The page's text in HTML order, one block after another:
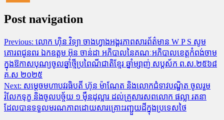
Post navigation
Previous: លោក ហ៊ិន វិទ្យា ចាងហ្វាងអង្គរភាពសារព័ត៌មាន W​ P S សូម
គោរពជូនពរ ឯកឧត្តម អ៊ុន ចាន់ដា អភិបាលនៃគណៈអភិបាលខេត្តកំពង់ចាម
ក្នុងឱកាសបុណ្យចូលឆ្នាំថ្មីប្រពៃណីជាតិខ្មែរ ឆ្នាំម្សាញ់ សប្តស័ក ព.ស.២៥៦៨
គ.ស ២០២៥
Next: សម្តេចមហាបវរធិបតី ហ៊ុន ម៉ាណែត និងលោកជំទាវបណ្ឌិត ចូលរួម
រំលែកទុក្ខ និងចូលបច្ច័យ ១ ម៉ឺនដុល្លារ ដល់គ្រួសារសពលោក ផល្លា រតនា
ដែលបានទទួលមរណភាពដោយសារគ្រោះរញ្ជួយដីក្នុងប្រទេសថៃ